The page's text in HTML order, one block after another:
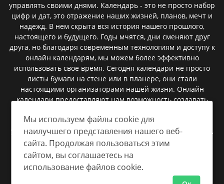
управлять своими днями. Календарь - это не просто набор
цифр и дат, это отражение наших жизней, планов, мечт и
надежд. В нем скрыта вся история нашего прошлого,
настоящего и будущего. Годы мчятся, дни сменяют друг
друга, но благодаря современным технологиям и доступу к
онлайн календарям, мы можем более эффективно
использовать свое время. Сегодня календари не просто
листы бумаги на стене или в планере, они стали
настоящими организаторами нашей жизни. Онлайн
календари предоставляют нам возможность создавать
напоминания и следить за важными событиями. В них
умещаются сроки сдачи проектов, дни рождения близких,
важные праздники, и даже небольшие заметки, которые
помогают нам быть более организованными.
Мы используем файлы cookie для
наилучшего представления нашего веб-
сайта. Продолжая пользоваться этим
сайтом, вы соглашаетесь на
использование файлов cookie.